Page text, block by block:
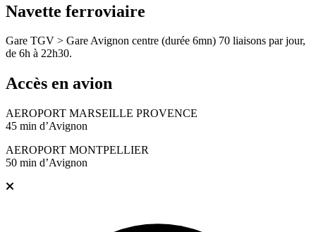
Navette ferroviaire
Gare TGV > Gare Avignon centre (durée 6mn) 70 liaisons par jour,
de 6h à 22h30.
Accès en avion
AEROPORT MARSEILLE PROVENCE
45 min d’Avignon
AEROPORT MONTPELLIER
50 min d’Avignon